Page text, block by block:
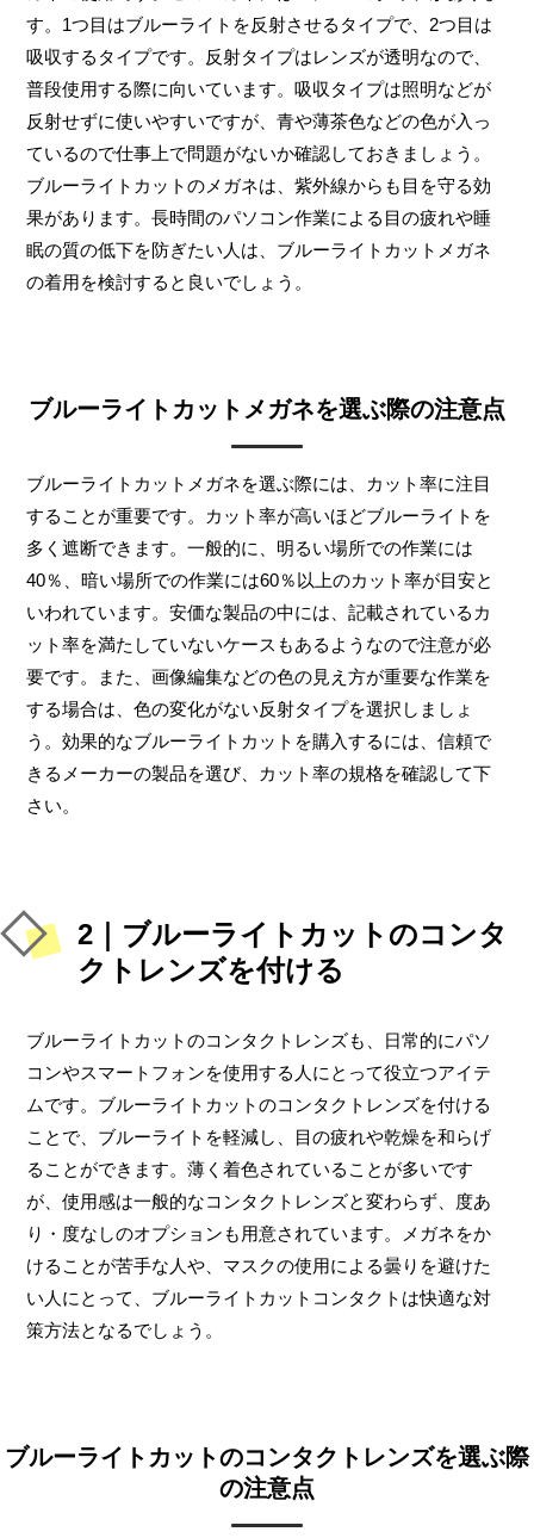
す。1つ目はブルーライトを反射させるタイプで、2つ目は
吸収するタイプです。反射タイプはレンズが透明なので、
普段使用する際に向いています。吸収タイプは照明などが
反射せずに使いやすいですが、青や薄茶色などの色が入っ
ているので仕事上で問題がないか確認しておきましょう。
ブルーライトカットのメガネは、紫外線からも目を守る効
果があります。長時間のパソコン作業による目の疲れや睡
眠の質の低下を防ぎたい人は、ブルーライトカットメガネ
の着用を検討すると良いでしょう。
ブルーライトカットメガネを選ぶ際の注意点
ブルーライトカットメガネを選ぶ際には、カット率に注目
することが重要です。カット率が高いほどブルーライトを
多く遮断できます。一般的に、明るい場所での作業には
40％、暗い場所での作業には60％以上のカット率が目安と
いわれています。安価な製品の中には、記載されているカ
ット率を満たしていないケースもあるようなので注意が必
要です。また、画像編集などの色の見え方が重要な作業を
する場合は、色の変化がない反射タイプを選択しましょ
う。効果的なブルーライトカットを購入するには、信頼で
きるメーカーの製品を選び、カット率の規格を確認して下
さい。
2｜ブルーライトカットのコンタ
クトレンズを付ける
ブルーライトカットのコンタクトレンズも、日常的にパソ
コンやスマートフォンを使用する人にとって役立つアイテ
ムです。ブルーライトカットのコンタクトレンズを付ける
ことで、ブルーライトを軽減し、目の疲れや乾燥を和らげ
ることができます。薄く着色されていることが多いです
が、使用感は一般的なコンタクトレンズと変わらず、度あ
り・度なしのオプションも用意されています。メガネをか
けることが苦手な人や、マスクの使用による曇りを避けた
い人にとって、ブルーライトカットコンタクトは快適な対
策方法となるでしょう。
ブルーライトカットのコンタクトレンズを選ぶ際
の注意点